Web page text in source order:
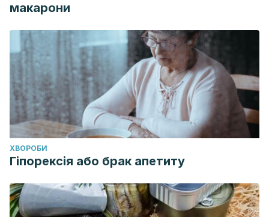
макарони
ХВОРОБИ
Гіпорексія або брак апетиту